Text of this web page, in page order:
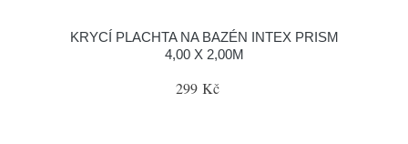
KRYCÍ PLACHTA NA BAZÉN INTEX PRISM
4,00 X 2,00M
299 Kč